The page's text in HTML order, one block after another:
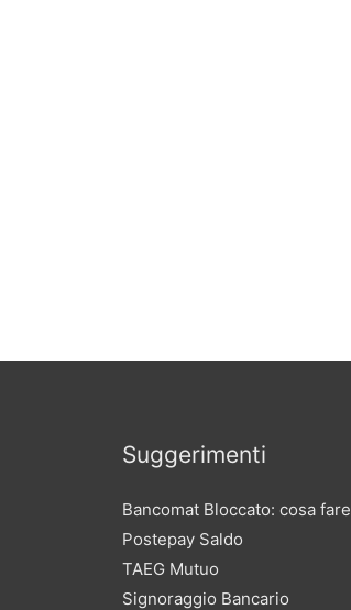
Suggerimenti
Bancomat Bloccato: cosa fare
Postepay Saldo
TAEG Mutuo
Signoraggio Bancario